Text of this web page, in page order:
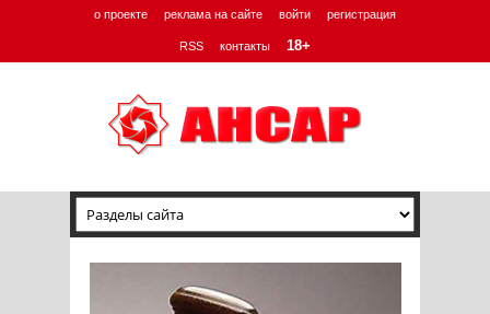
о проекте реклама на сайте войти регистрация
RSS контакты 18+